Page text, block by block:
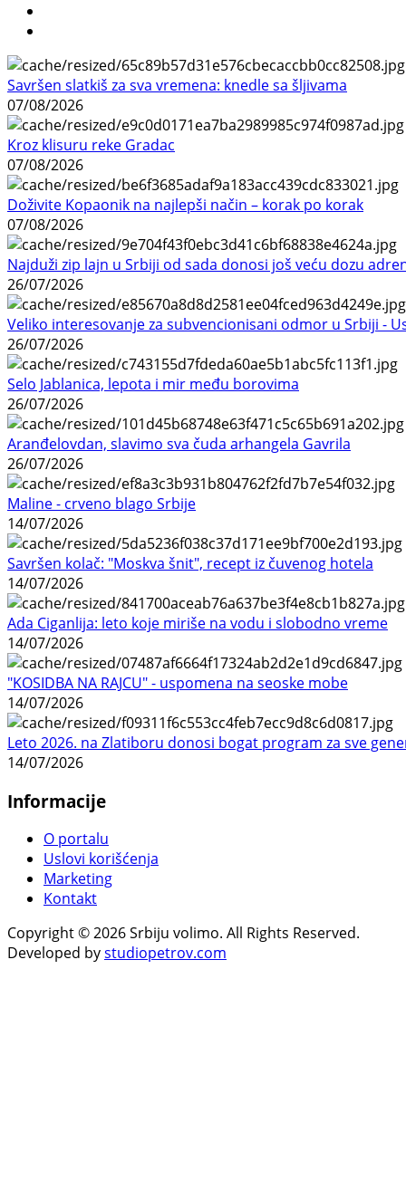
Savršen slatkiš za sva vremena: knedle sa šljivama
07/08/2026
Kroz klisuru reke Gradac
07/08/2026
Doživite Kopaonik na najlepši način – korak po korak
07/08/2026
Najduži zip lajn u Srbiji od sada donosi još veću dozu
26/07/2026
Veliko interesovanje za subvencionisani odmor u Srbiji -
26/07/2026
Selo Jablanica, lepota i mir među borovima
26/07/2026
Aranđelovdan, slavimo sva čuda arhangela Gavrila
26/07/2026
Maline - crveno blago Srbije
14/07/2026
Savršen kolač: "Moskva šnit", recept iz čuvenog hotela
14/07/2026
Ada Ciganlija: leto koje miriše na vodu i slobodno vreme
14/07/2026
"KOSIDBA NA RAJCU" - uspomena na seoske mobe
14/07/2026
Leto 2026. na Zlatiboru donosi bogat program za sve
14/07/2026
Informacije
O portalu
Uslovi korišćenja
Marketing
Kontakt
Copyright © 2026 Srbiju volimo. All Rights Reserved.
Developed bystudiopetrov.com